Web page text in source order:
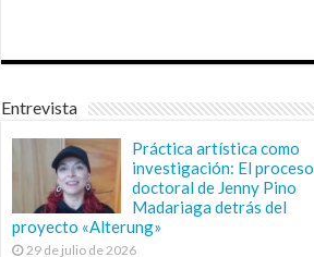
Entrevista
Práctica artística como
investigación: El proceso
doctoral de Jenny Pino
Madariaga detrás del
proyecto «Alterung»
29 de julio de 2026